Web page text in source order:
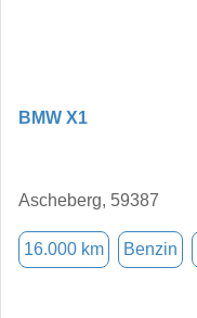
BMW X1
Ascheberg, 59387
16.000 km Benzin